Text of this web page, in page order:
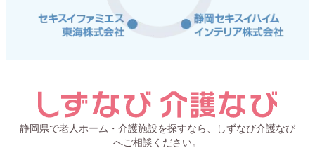
静岡県で老人ホーム・介護施設を探すなら、しずなび介護なび
へご相談ください。